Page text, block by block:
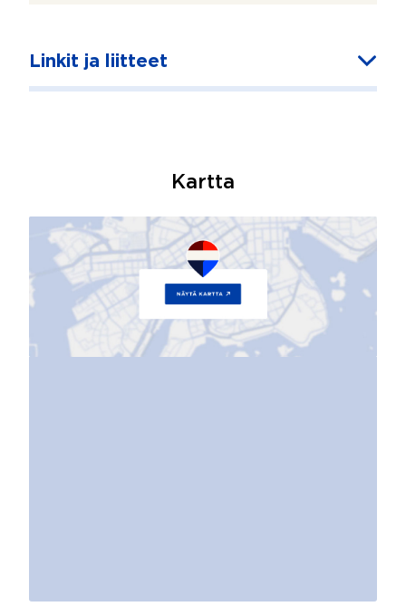
Linkit ja liitteet
Kartta